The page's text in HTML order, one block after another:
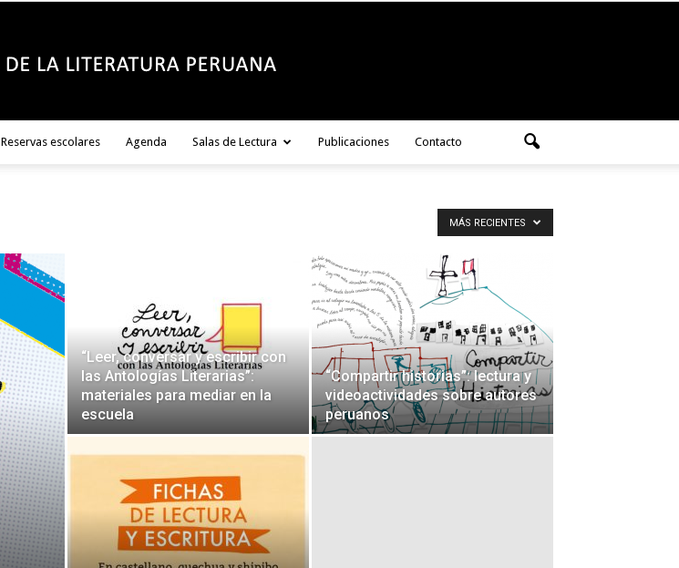
Literatura
Reservas escolares Agenda Salas de Lectura Publicaciones Contacto
MÁS RECIENTES
“Leer, conversar y escribir con
las Antologías Literarias”:
materiales para mediar en la
escuela
“Compartir historias”: lectura y
videoactividades sobre autores
peruanos